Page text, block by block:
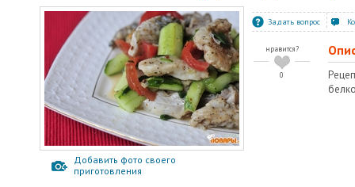
Добавить фото своего
приготовления
Задать вопрос
нравится?
0